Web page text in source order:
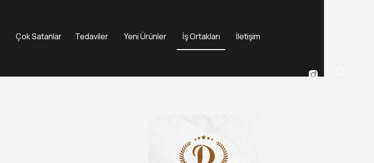
Çok Satanlar Tedaviler Yeni Ürünler İş Ortakları İletişim